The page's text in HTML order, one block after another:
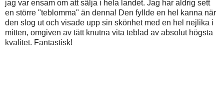
jag var ensam om att sälja i hela landet. Jag har aldrig sett
en större "teblomma" än denna! Den fyllde en hel kanna när
den slog ut och visade upp sin skönhet med en hel nejlika i
mitten, omgiven av tätt knutna vita teblad av absolut högsta
kvalitet. Fantastisk!